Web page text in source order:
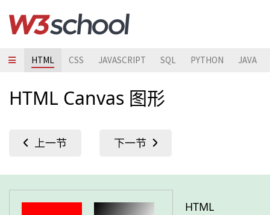
HTML CSS JAVASCRIPT SQL PYTHON JAVA
HTML Canvas 图形
HTML